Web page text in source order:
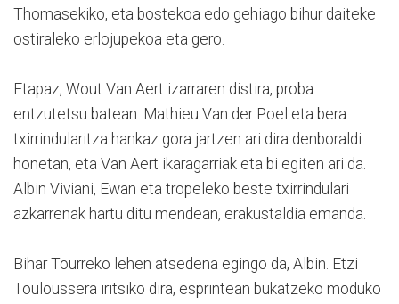
Thomasekiko, eta bostekoa edo gehiago bihur daiteke
ostiraleko erlojupekoa eta gero.
Etapaz, Wout Van Aert izarraren distira, proba
entzutetsu batean. Mathieu Van der Poel eta bera
txirrindularitza hankaz gora jartzen ari dira denboraldi
honetan, eta Van Aert ikaragarriak eta bi egiten ari da.
Albin Viviani, Ewan eta tropeleko beste txirrindulari
azkarrenak hartu ditu mendean, erakustaldia emanda.
Bihar Tourreko lehen atsedena egingo da, Albin. Etzi
Touloussera iritsiko dira, esprintean bukatzeko moduko